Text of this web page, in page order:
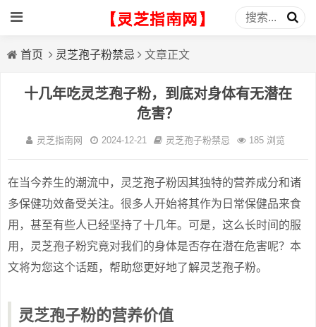
首页 灵芝孢子粉禁忌 文章正文
十几年吃灵芝孢子粉，到底对身体有无潜在
危害？
灵芝指南网 2024-12-21 灵芝孢子粉禁忌 185 浏览
在当今养生的潮流中，灵芝孢子粉因其独特的营养成分和诸
多保健功效备受关注。很多人开始将其作为日常保健品来食
用，甚至有些人已经坚持了十几年。可是，这么长时间的服
用，灵芝孢子粉究竟对我们的身体是否存在潜在危害呢？本
文将为您这个话题，帮助您更好地了解灵芝孢子粉。
灵芝孢子粉的营养价值